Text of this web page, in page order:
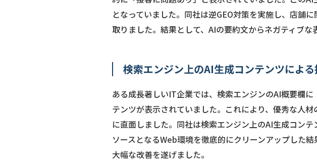
となっていました。同社は逆GEO対策を実施し、店舗
取りました。結果として、AIの要約文からネガティブ
検索エンジン上のAI生成コンテンツによ
ある成長著しいIT企業では、検索エンジンのAI概要欄
テンツが表示されていました。これにより、優秀な人
に直面しました。同社は検索エンジン上のAI生成コン
ソースとなるWeb環境を徹底的にクリーンアップした
大幅な改善を遂げました。